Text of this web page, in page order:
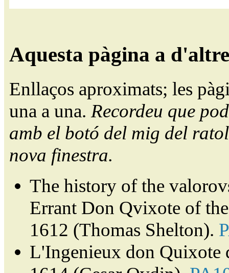
Aquesta pàgina a
Enllaços aproximats; les
una a una. Recordeu que
amb el botó del mig del
nova finestra.
The history of the
Errant Don Qvixote of
1612 (Thomas Shelton).
L'Ingenieux don Quixote